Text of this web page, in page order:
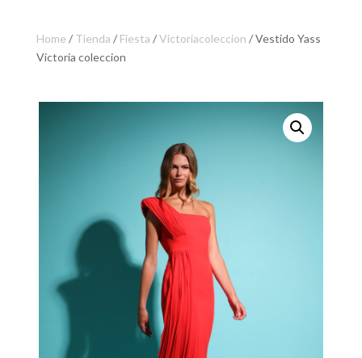
Home / Tienda / Fiesta /Victoriacoleccion / Vestido Yass
Victoria coleccion